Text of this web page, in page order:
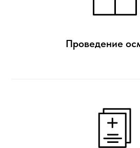
Проведение